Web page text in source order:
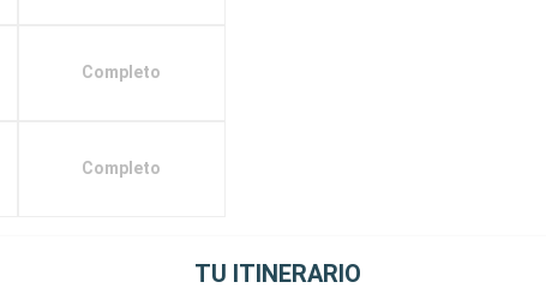
Completo
Completo
TU ITINERARIO